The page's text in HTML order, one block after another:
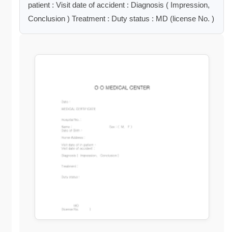
patient : Visit date of accident : Diagnosis ( Impression,
Conclusion ) Treatment : Duty status : MD (license No. )